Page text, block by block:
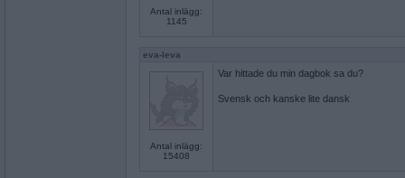
Antal inlägg:
1145
eva-leva
Antal inlägg:
15408
Var hittade du min dagbok sa du?
Svensk och kanske lite dansk